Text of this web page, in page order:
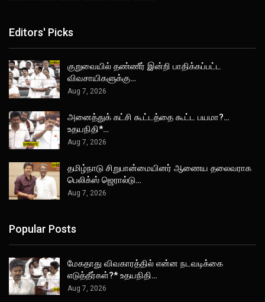
Editors' Picks
குறுவையில் தண்ணீர் இன்றி பாதிக்கப்பட்ட
விவசாயிகளுக்கு…
Aug 7, 2026
அனைத்துக் கட்சி கூட்டத்தை கூட்ட பயமா?…
உதயநிதி*…
Aug 7, 2026
தமிழ்நாடு சிறுபான்மையினர் ஆணைய தலைவராக
பெலிக்ஸ் ஜெரால்டு…
Aug 7, 2026
Popular Posts
மேகதாது விவகாரத்தில் என்ன நடவடிக்கை
எடுத்தீர்கள்?* உதயநிதி…
Aug 7, 2026